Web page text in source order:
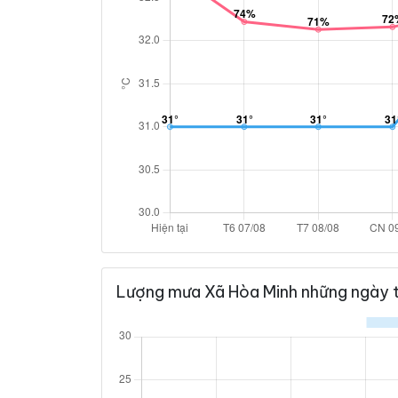
Lượng mưa Xã Hòa Minh những ngày